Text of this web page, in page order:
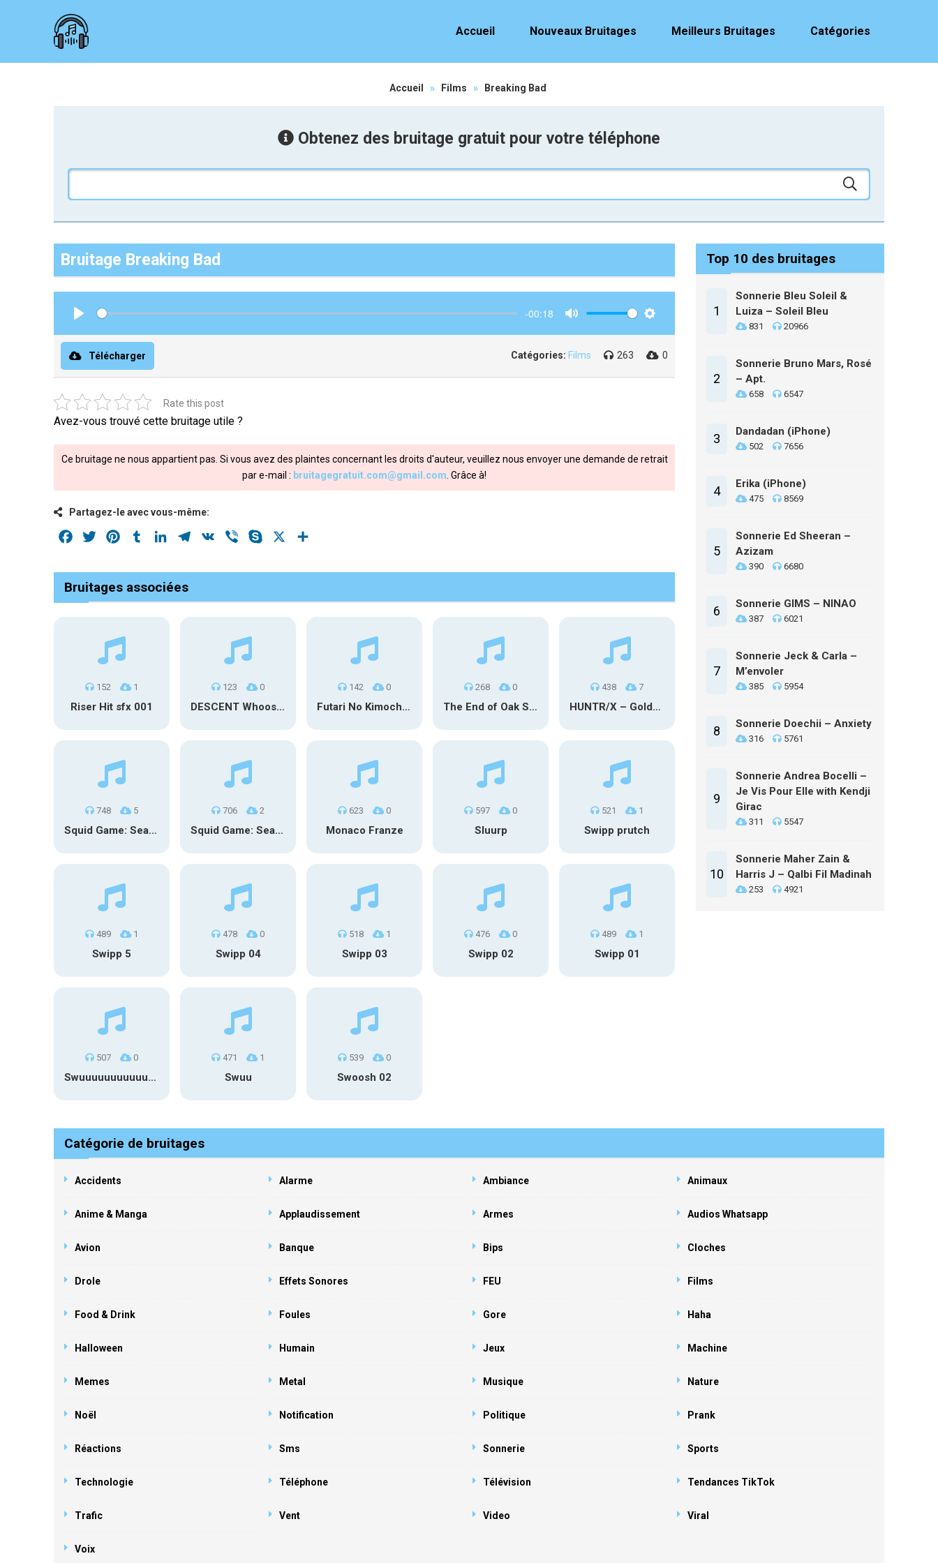
Accueil Nouveaux Bruitages Meilleurs Bruitages Catégories
Accueil » Films » Breaking Bad
Obtenez des bruitage gratuit pour votre téléphone
Bruitage Breaking Bad
-00:18
Télécharger Catégories: Films 263 0
Rate this post
Avez-vous trouvé cette bruitage utile ?
Ce bruitage ne nous appartient pas. Si vous avez des plaintes concernant les droits d'auteur, veuillez nous envoyer une demande de retrait
par e-mail : bruitagegratuit.com@gmail.com . Grâce à!
Partagez-le avec vous-même:
Facebook
Twitter PinterestTumblrLinkedInTelegram
VK Viber Skype
Bruitages associées
152 1
Riser Hit sfx 001
123 0
DESCENT Whoosh – Long
142 0
Futari No Kimochi (OST Inuyasha)
268 0
The End of Oak Street Trailer
438 7
HUNTR/X – Golden (Glowin’ Version)
748 5
Squid Game: Season 3 | Final Games
706 2
Squid Game: Season 3
623 0
Monaco Franze
597 0
Sluurp
521 1
Swipp prutch
489 1
Swipp 5
478 0
Swipp 04
518 1
Swipp 03
476 0
Swipp 02
489 1
Swipp 01
507 0
Swuuuuuuuuuuuuuuuuuuuuuu
471 1
Swuu
539 0
Swoosh 02
Top 10 des bruitages
1
Sonnerie Bleu Soleil &
Luiza – Soleil Bleu
831 20966
2
Sonnerie Bruno Mars, Rosé
– Apt.
658 6547
3 Dandadan (iPhone)
502 7656
4 Erika (iPhone)
475 8569
5
Sonnerie Ed Sheeran –
Azizam
390 6680
6 Sonnerie GIMS – NINAO
387 6021
7
Sonnerie Jeck & Carla –
M’envoler
385 5954
8 Sonnerie Doechii – Anxiety
316 5761
9
Sonnerie Andrea Bocelli –
Je Vis Pour Elle with Kendji
Girac
311 5547
10
Sonnerie Maher Zain &
Harris J – Qalbi Fil Madinah
253 4921
Catégorie de bruitages
Accidents Alarme Ambiance Animaux
Anime & Manga Applaudissement Armes Audios Whatsapp
Avion Banque Bips Cloches
Drole Effets Sonores FEU Films
Food & Drink Foules Gore Haha
Halloween Humain Jeux Machine
Memes Metal Musique Nature
Noël Notification Politique Prank
Réactions Sms Sonnerie Sports
Technologie Téléphone Télévision Tendances TikTok
Trafic Vent Video Viral
Voix